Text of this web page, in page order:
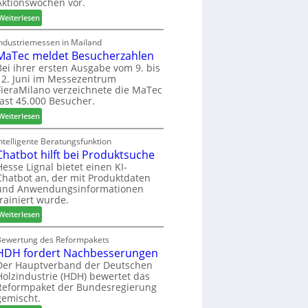
f
ü
h
r
e
r
n
ü
r
P
l
a
n
t
a
g
l
-
F
r
ä
s
e
r
u
n
d
-
V
e
r
b
i
n
d
e
r
:
W
e
C
a
r
e
-
A
k
t
i
o
n
s
w
o
c
h
e
n
2
0
2
in Mailand
meldet Besucherzahlen
ihrer ersten Ausgabe vom 9. bis
Juni im Messezentrum
verzeichnete die MaTec
45.000 Besucher.
:
M
a
T
e
c
m
e
l
d
e
t
B
e
s
u
Beratungsfunktion
hilft bei Produktsuche
Lignal bietet einen KI-
an, der mit Produktdaten
Anwendungsinformationen
wurde.
:
C
h
a
t
b
o
t
des Reformpakets
fordert Nachbesserungen
Hauptverband der Deutschen
(HDH) bewertet das
der Bundesregierung